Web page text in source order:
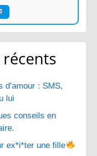
d’amour : SMS,
lui
conseils en
ex*i*ter une fille